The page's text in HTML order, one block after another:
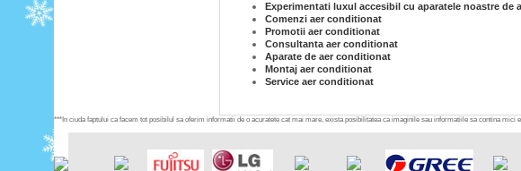
Experimentati luxul accesibil cu aparatele noastre de
Comenzi aer conditionat
Promotii aer conditionat
Consultanta aer conditionat
Aparate de aer conditionat
Montaj aer conditionat
Service aer conditionat
***In ciuda faptului ca facem tot posibilul sa oferim informatii de o acuratete cat mai mare, exista posibilitatea ca imaginile sau informatiile sa contina